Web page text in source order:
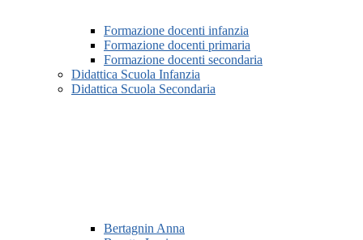
Formazione docenti infanzia
Formazione docenti primaria
Formazione docenti secondaria
Didattica Scuola Infanzia
Didattica Scuola Secondaria
Bertagnin Anna